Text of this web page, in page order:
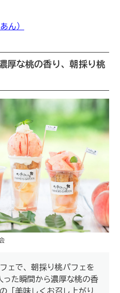
ん）
厚な桃の香り、朝採り桃
ェで、朝採り桃パフェを
た瞬間から濃厚な桃の香
「美味しくお召し上がり